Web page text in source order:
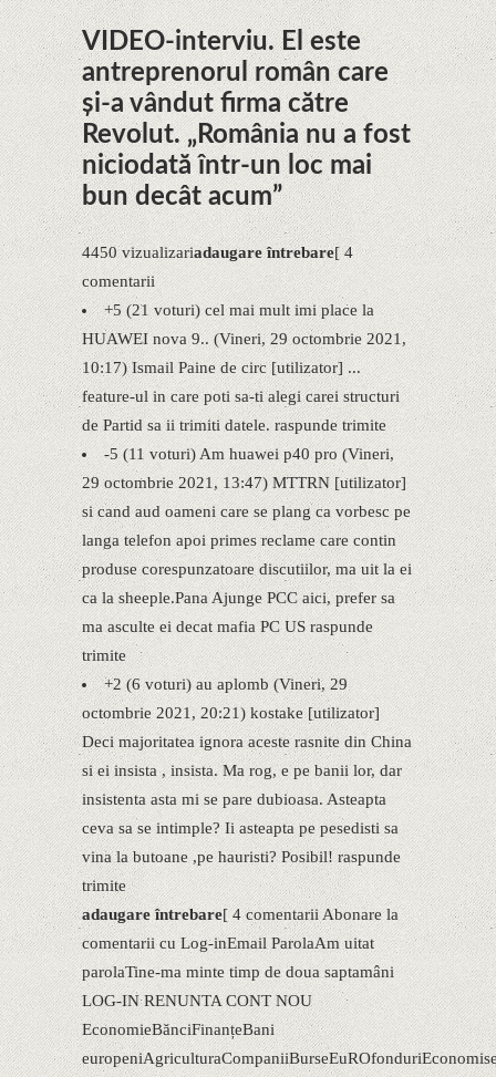
​​VIDEO-interviu. El este
antreprenorul român care
și-a vândut firma către
Revolut. „România nu a fost
niciodată într-un loc mai
bun decât acum”
4450 vizualizariadaugare întrebare[ 4
comentarii
+5 (21 voturi) cel mai mult imi place la
HUAWEI nova 9.. (Vineri, 29 octombrie 2021,
10:17) Ismail Paine de circ [utilizator] ...
feature-ul in care poti sa-ti alegi carei structuri
de Partid sa ii trimiti datele. raspunde trimite
-5 (11 voturi) Am huawei p40 pro (Vineri,
29 octombrie 2021, 13:47) MTTRN [utilizator]
si cand aud oameni care se plang ca vorbesc pe
langa telefon apoi primes reclame care contin
produse corespunzatoare discutiilor, ma uit la ei
ca la sheeple.Pana Ajunge PCC aici, prefer sa
ma asculte ei decat mafia PC US raspunde
trimite
+2 (6 voturi) au aplomb (Vineri, 29
octombrie 2021, 20:21) kostake [utilizator]
Deci majoritatea ignora aceste rasnite din China
si ei insista , insista. Ma rog, e pe banii lor, dar
insistenta asta mi se pare dubioasa. Asteapta
ceva sa se intimple? Ii asteapta pe pesedisti sa
vina la butoane ,pe hauristi? Posibil! raspunde
trimite
adaugare întrebare[ 4 comentarii Abonare la
comentarii cu Log-inEmail ParolaAm uitat
parolaTine-ma minte timp de doua saptamâni
LOG-IN RENUNTA CONT NOU
EconomieBănciFinanțeBani